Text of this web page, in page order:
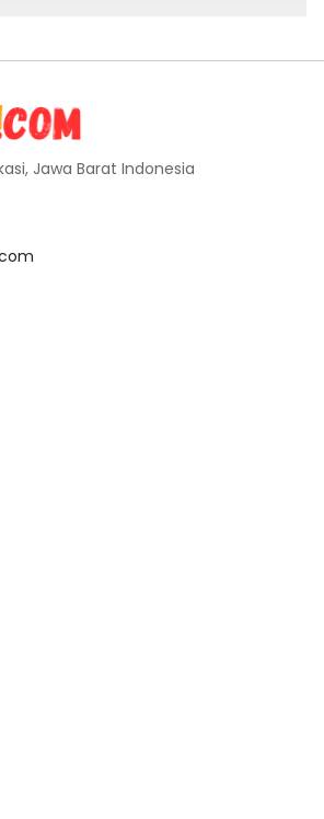
Jawa Barat Indonesia